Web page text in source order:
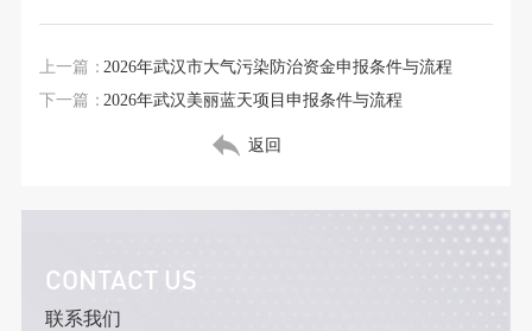
上一篇：2026年武汉市大气污染防治资金申报条件与流程
下一篇：2026年武汉美丽蓝天项目申报条件与流程
返回
CONTACT US
联系我们